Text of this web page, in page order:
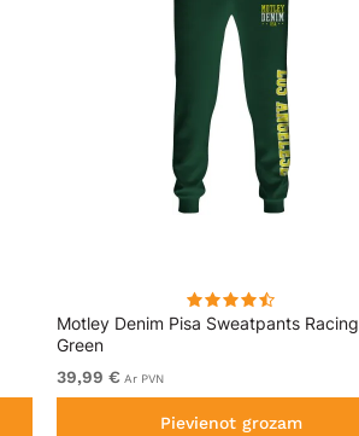
Motley Denim Pisa Sweatpants Racing
Green
39,99 € Ar PVN
Pievienot grozam